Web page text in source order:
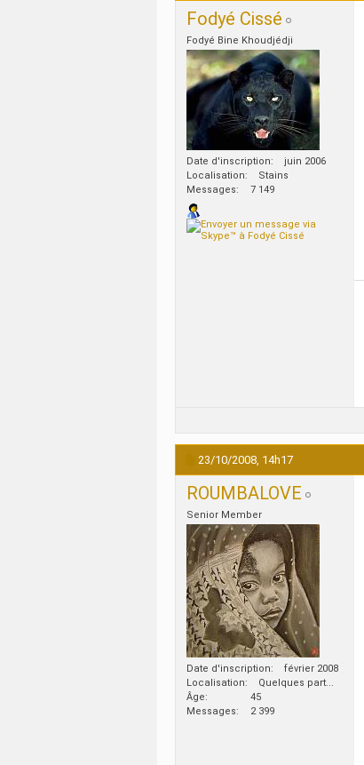
Fodyé Cissé
Fodyé Bine Khoudjédji
Date d'inscription
juin 2006
Localisation
Stains
Messages
7 149
23/10/2008, 14h17
ROUMBALOVE
Senior Member
Date d'inscription
février 2008
Localisation
Quelques part...
Âge
45
Messages
2 399